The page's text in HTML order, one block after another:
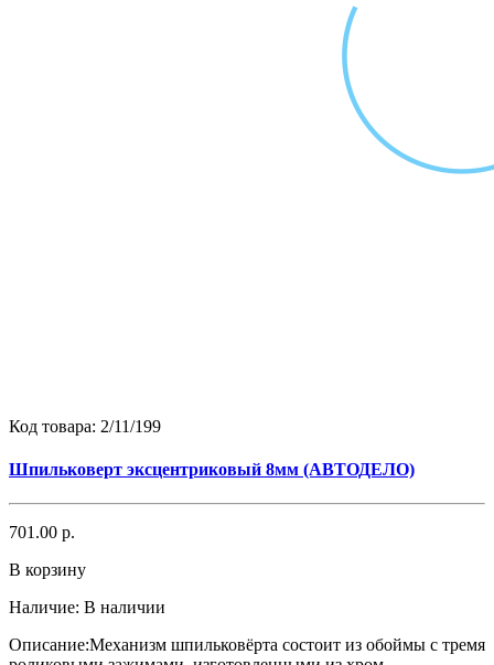
Код товара: 2/11/199
Шпильковерт эксцентриковый 8мм (АВТОДЕЛО)
701.00 р.
В корзину
Наличие: В наличии
Описание:Механизм шпильковёрта состоит из обоймы с тремя